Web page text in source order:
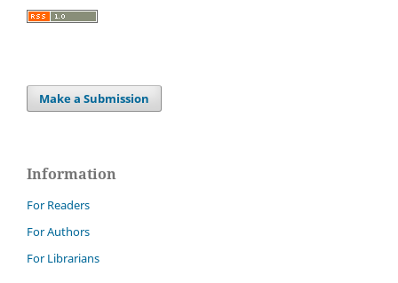
Make a Submission
Information
For Readers
For Authors
For Librarians